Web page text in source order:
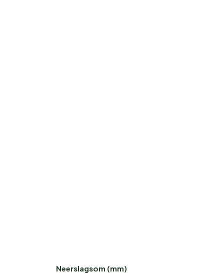
Neerslagsom (mm)